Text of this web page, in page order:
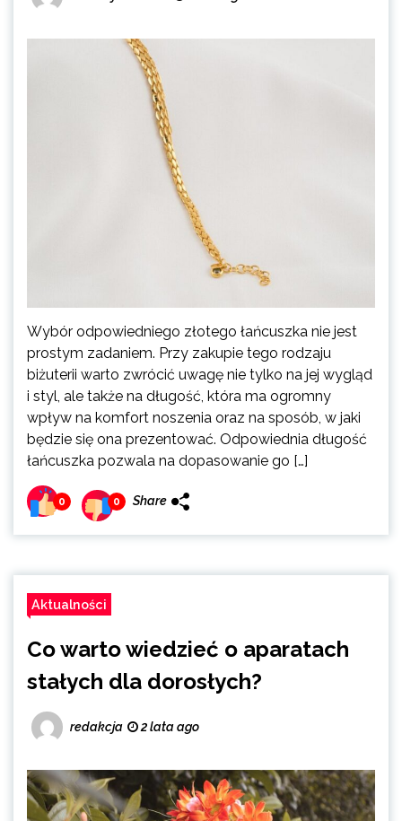
Wybór odpowiedniego złotego łańcuszka nie jest
prostym zadaniem. Przy zakupie tego rodzaju
biżuterii warto zwrócić uwagę nie tylko na jej wygląd
i styl, ale także na długość, która ma ogromny
wpływ na komfort noszenia oraz na sposób, w jaki
będzie się ona prezentować. Odpowiednia długość
łańcuszka pozwala na dopasowanie go […]
0 0 Share
Aktualności
Co warto wiedzieć o aparatach
stałych dla dorosłych?
redakcja 2 lata ago